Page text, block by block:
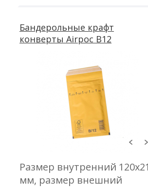
Бандерольные крафт
конверты Airpoc В12
Размер внутренний
мм, размер внешний